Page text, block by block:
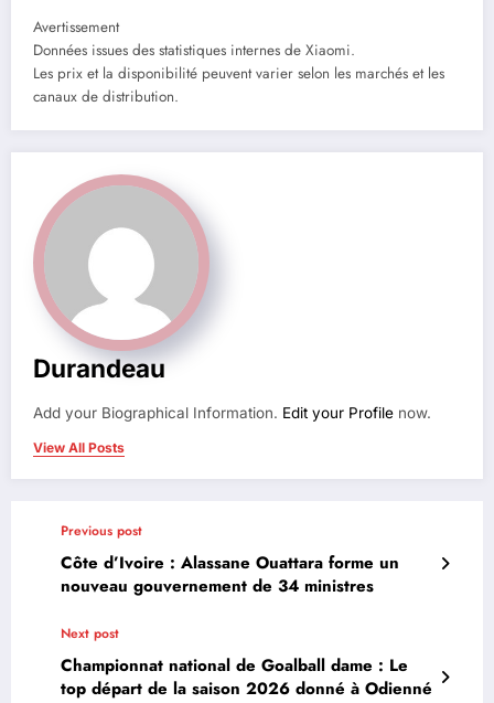
Avertissement
Données issues des statistiques internes de Xiaomi.
Les prix et la disponibilité peuvent varier selon les marchés et les
canaux de distribution.
Durandeau
Add your Biographical Information. Edit your Profile now.
View All Posts
Previous post
Côte d’Ivoire : Alassane Ouattara forme un
nouveau gouvernement de 34 ministres
Next post
Championnat national de Goalball dame : Le
top départ de la saison 2026 donné à Odienné